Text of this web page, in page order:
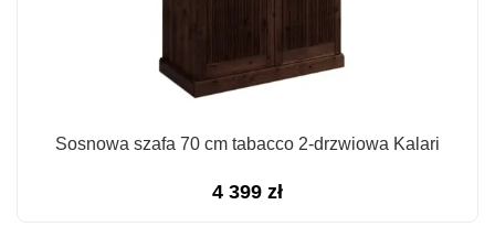
Sosnowa szafa 70 cm tabacco 2-drzwiowa Kalari
4 399 zł